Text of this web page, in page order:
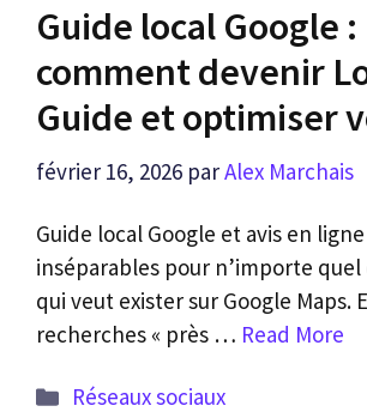
Guide local Google :
comment devenir
Guide et optimiser
février 16, 2026 parAlex Marchais
Guide local Google et avis en
inséparables pour n’importe
qui veut exister sur Google Maps.
recherches « près … Read More
Catégories
Réseaux sociaux